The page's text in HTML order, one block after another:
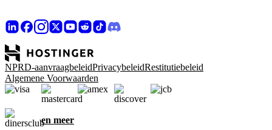
NPRD-aanvraagbeleidPrivacybeleidRestitutiebeleid
Algemene Voorwaarden
en meer